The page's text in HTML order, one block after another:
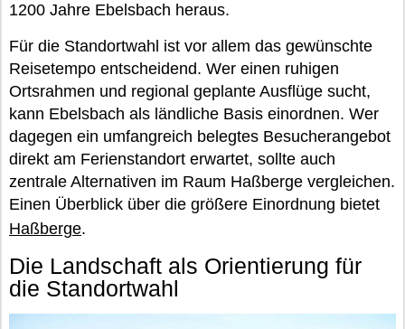
1200 Jahre Ebelsbach heraus.
Für die Standortwahl ist vor allem das gewünschte
Reisetempo entscheidend. Wer einen ruhigen
Ortsrahmen und regional geplante Ausflüge sucht,
kann Ebelsbach als ländliche Basis einordnen. Wer
dagegen ein umfangreich belegtes Besucherangebot
direkt am Ferienstandort erwartet, sollte auch
zentrale Alternativen im Raum Haßberge vergleichen.
Einen Überblick über die größere Einordnung bietet
Haßberge.
Die Landschaft als Orientierung für
die Standortwahl